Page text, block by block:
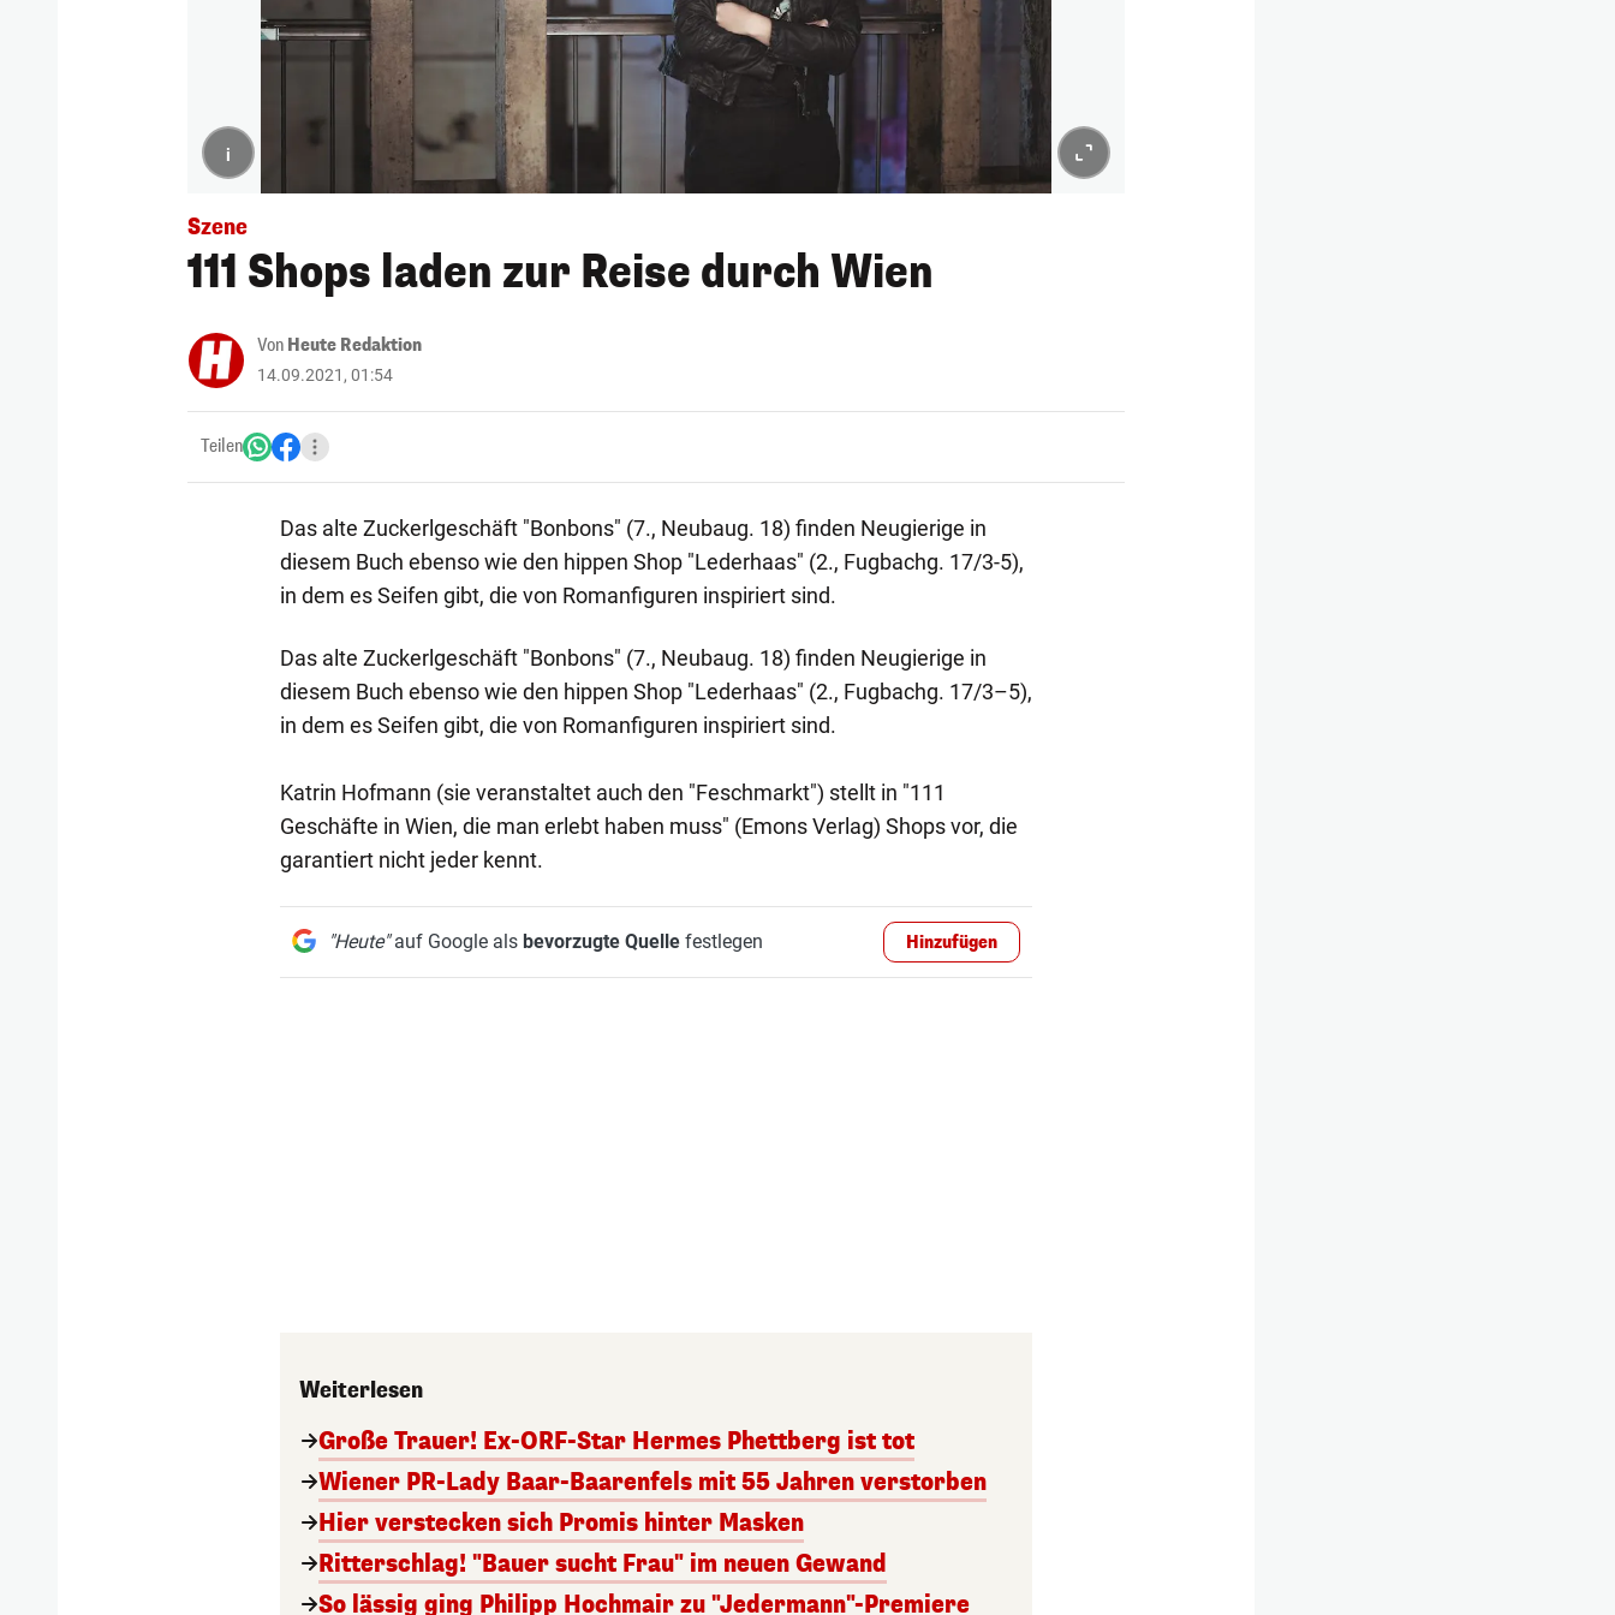
i
Szene
111 Shops laden zur Reise durch Wien
Von Heute Redaktion
14.09.2021, 01:54
Teilen
Das alte Zuckerlgeschäft "Bonbons" (7., Neubaug. 18) finden Neugierige in
diesem Buch ebenso wie den hippen Shop "Lederhaas" (2., Fugbachg. 17/3-5),
in dem es Seifen gibt, die von Romanfiguren inspiriert sind.
Das alte Zuckerlgeschäft "Bonbons" (7., Neubaug. 18) finden Neugierige in
diesem Buch ebenso wie den hippen Shop "Lederhaas" (2., Fugbachg. 17/3–5),
in dem es Seifen gibt, die von Romanfiguren inspiriert sind.
Katrin Hofmann (sie veranstaltet auch den "Feschmarkt") stellt in "111
Geschäfte in Wien, die man erlebt haben muss" (Emons Verlag) Shops vor, die
garantiert nicht jeder kennt.
"Heute"auf Google als bevorzugte Quellefestlegen Hinzufügen
Weiterlesen
Große Trauer! Ex-ORF-Star Hermes Phettberg ist tot
Wiener PR-Lady Baar-Baarenfels mit 55 Jahren verstorben
Hier verstecken sich Promis hinter Masken
Ritterschlag! "Bauer sucht Frau" im neuen Gewand
So lässig ging Philipp Hochmair zu "Jedermann"-Premiere